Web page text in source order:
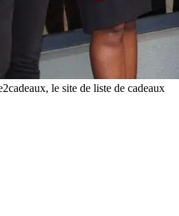
le site de liste de cadeaux